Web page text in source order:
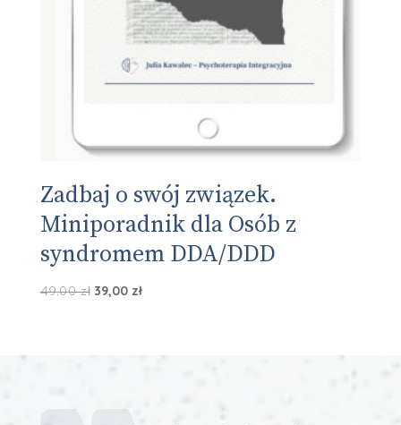
Zadbaj o swój związek.
Miniporadnik dla Osób z
syndromem DDA/DDD
49,00zł Pierwotna
39,00 złAktualna
39,00 zł.